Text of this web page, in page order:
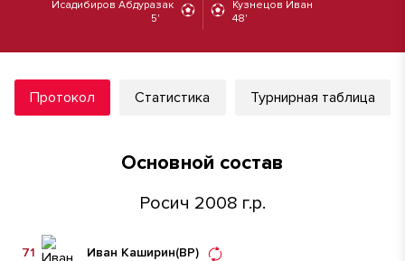
Исадибиров Абдуразак
5'
Кузнецов Иван
48'
Протокол Статистика Турнирная таблица
Основной состав
Росич 2008 г.р.
Иван Каширин(ВР)
71